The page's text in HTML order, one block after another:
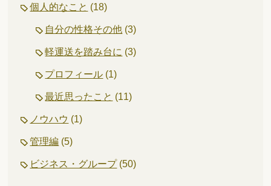
個人的なこと (18)
自分の性格その他 (3)
軽運送を踏み台に (3)
プロフィール (1)
最近思ったこと (11)
ノウハウ (1)
管理編 (5)
ビジネス・グループ(50)